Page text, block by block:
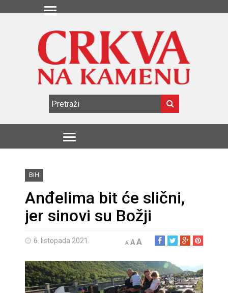
BiH
Anđelima bit će slični,
jer sinovi su Božji
6. listopada 2021. A AA